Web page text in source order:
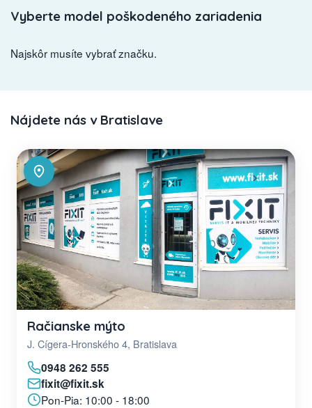
Vyberte model poškodeného zariadenia
Najskôr musíte vybrať značku.
Nájdete nás v Bratislave
Račianske mýto
J. Cígera-Hronského 4, Bratislava
0948 262 555
fixit@fixit.sk
Pon-Pia: 10:00 - 18:00